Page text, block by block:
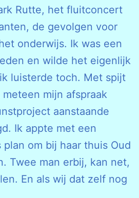
Rutte, het fluitconcert
de gevolgen voor
onderwijs. Ik was een
en wilde het eigenlijk
luisterde toch. Met spijt
mijn afspraak
aanstaande
Ik appte met een
om bij haar thuis Oud
Twee man erbij, kan net,
En als wij dat zelf nog